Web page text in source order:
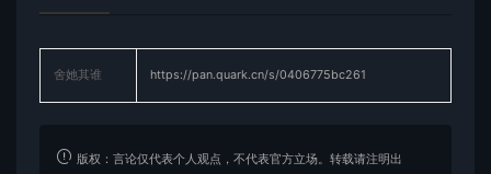
舍她其谁 https://pan.quark.cn/s/0406775bc261
版权：言论仅代表个人观点，不代表官方立场。转载请注明出